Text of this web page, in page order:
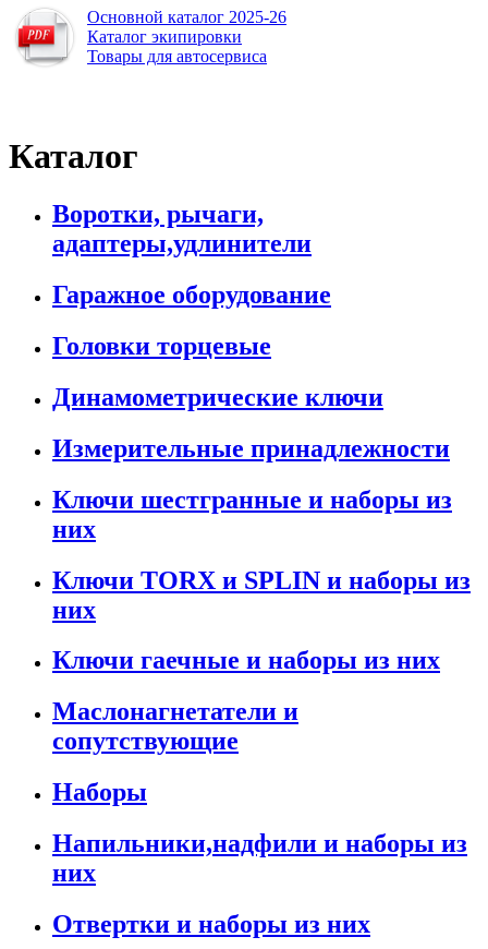
Основной каталог 2025-26
Каталог экипировки
Товары для автосервиса
Каталог
Воротки, рычаги,
адаптеры,удлинители
Гаражное оборудование
Головки торцевые
Динамометрические ключи
Измерительные принадлежности
Ключи шестгранные и наборы из
них
Ключи TORX и SPLIN и наборы из
них
Ключи гаечные и наборы из них
Маслонагнетатели и
сопутствующие
Наборы
Напильники,надфили и наборы из
них
Отвертки и наборы из них